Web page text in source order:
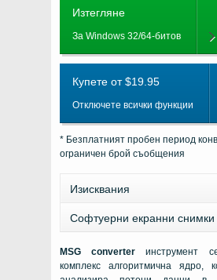
Изтегляне
За Windows 32/64-битов
Купете от $19.95
Отключете всички функции
* Безплатният пробен период
ограничен брой съобщения
Изисквания
Софтуерни екранни снимки
MSG converter инструмент
комплекс алгоритмична ядро,